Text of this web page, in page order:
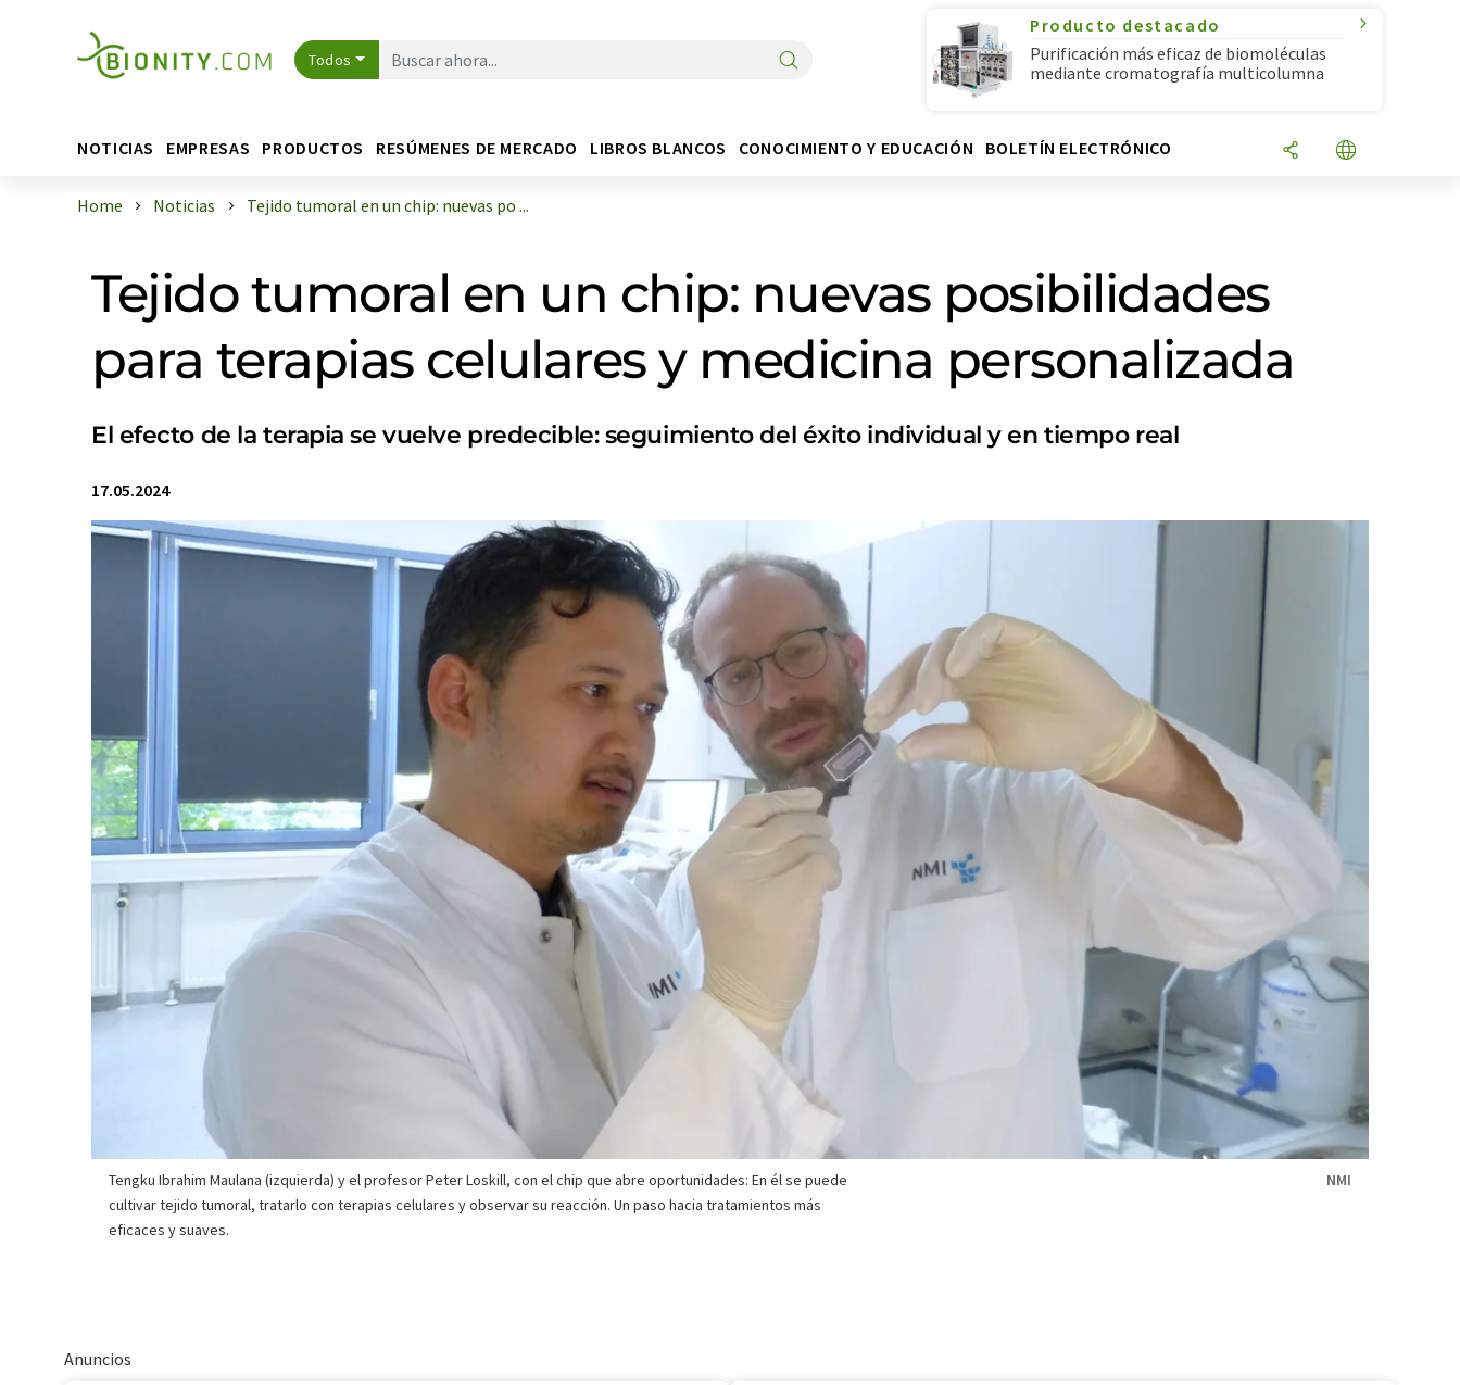
Todos
Producto destacado
Purificación más eficaz de biomoléculas
mediante cromatografía multicolumna
NOTICIAS EMPRESAS PRODUCTOS RESÚMENES DE MERCADO LIBROS BLANCOS CONOCIMIENTO Y EDUCACIÓN BOLETÍN ELECTRÓNICO
Home Noticias Tejido tumoral en un chip: nuevas po ...
Tejido tumoral en un chip: nuevas posibilidades
para terapias celulares y medicina personalizada
El efecto de la terapia se vuelve predecible: seguimiento del éxito individual y en tiempo real
17.05.2024
Tengku Ibrahim Maulana (izquierda) y el profesor Peter Loskill, con el chip que abre oportunidades: En él se puede
cultivar tejido tumoral, tratarlo con terapias celulares y observar su reacción. Un paso hacia tratamientos más
eficaces y suaves.
NMI
Anuncios